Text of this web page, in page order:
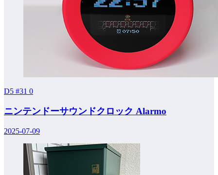
D5 #31 0
ニンテンドーサウンドクロック Alarmo
2025-07-09